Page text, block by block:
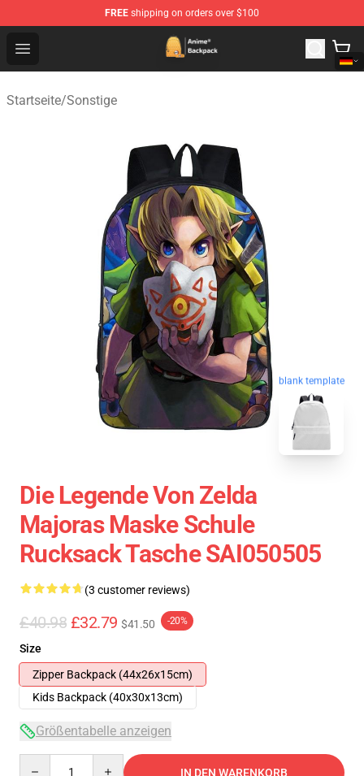
FREE shipping on orders over $100
Open menu
Anime Backpack Shop - Official Anime Backpack Store
Startseite/Sonstige
blank template
Die Legende Von Zelda
Majoras Maske Schule
Rucksack Tasche SAI050505
(3 customer reviews)
£40.98 £32.79 $41.50 -20%
Size
Zipper Backpack (44x26x15cm)
Kids Backpack (40x30x13cm)
Größentabelle anzeigen
IN DEN WARENKORB